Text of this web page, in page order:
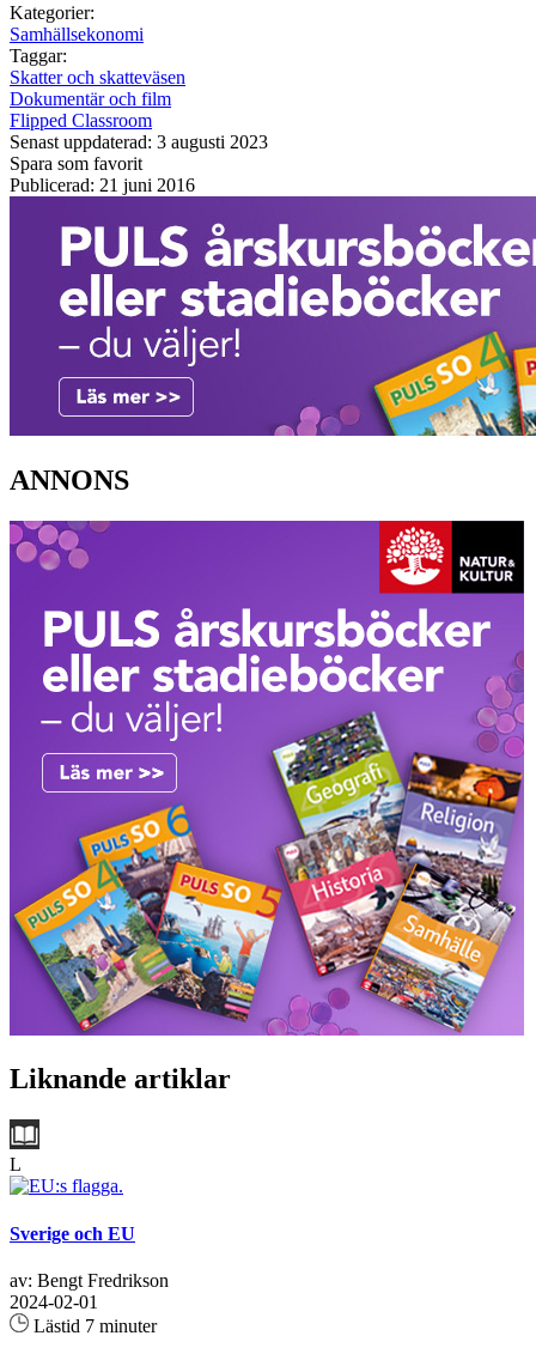
Kategorier:
Samhällsekonomi
Taggar:
Skatter och skatteväsen
Dokumentär och film
Flipped Classroom
Senast uppdaterad: 3 augusti 2023
Spara som favorit
Publicerad: 21 juni 2016
ANNONS
Liknande artiklar
L
Sverige och EU
av: Bengt Fredrikson
2024-02-01
Lästid 7 minuter